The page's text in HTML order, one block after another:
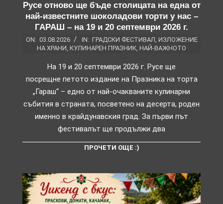
Русе отново ще бъде столицата на една от
най-известните шоколадови торти у нас –
ГАРАШ – на 19 и 20 септември 2026 г.
ON: 03.08.2026 IN: ГРАДСКИ ФЕСТИВАЛ, ИЗЛОЖЕНИЕ
НА ХРАНИ, КУЛИНАРЕН ПРАЗНИК, НАЙ-ВАЖНОТО
На 19 и 20 септември 2026 г. Русе ще
посрещне петото издание на Празника на торта
„Гараш“ – едно от най-очакваните кулинарни
събития в страната, посветено на десерта, роден
именно в крайдунавския град. За първи път
фестивалът ще продължи два
ПРОЧЕТИ ОЩЕ :)